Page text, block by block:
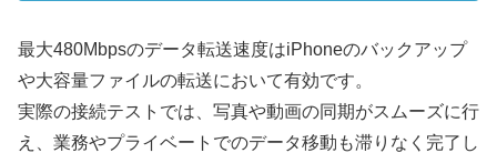
最大480Mbpsのデータ転送速度はiPhoneのバックアップ
や大容量ファイルの転送において有効です。
実際の接続テストでは、写真や動画の同期がスムーズに行
え、業務やプライベートでのデータ移動も滞りなく完了し